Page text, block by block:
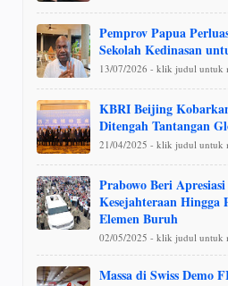
Pemprov Papua
Sekolah Kedinasan
13/07/2026 - klik judul untuk
KBRI Beijing
Ditengah Tantangan
21/04/2025 - klik judul untuk
Prabowo Beri
Kesejahteraan Hingga
Elemen Buruh
02/05/2025 - klik judul untuk
Massa di Swiss Demo